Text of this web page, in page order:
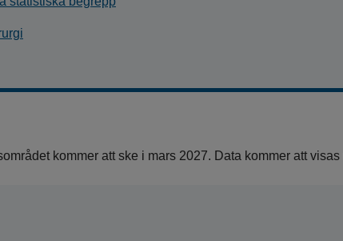
kommer att ske i mars 2027. Data kommer att